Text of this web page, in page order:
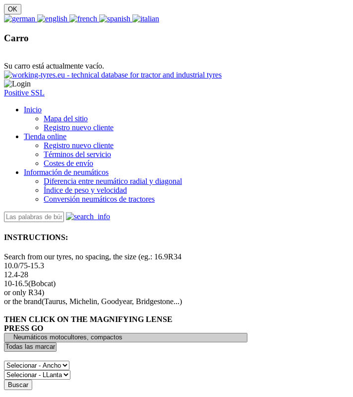
Carro
Su carro está actualmente vacío.
Positive SSL
Inicio
Mapa del sitio
Registro nuevo cliente
Tienda online
Registro nuevo cliente
Términos del servicio
Costes de envío
Información de neumáticos
Diferencia entre neumático radial y diagonal
Índice de peso y velocidad
Conversión neumáticos de tractores
INSTRUCTIONS:
Search from our tyres, no spacing, the size (eg.: 16.9R34
10.0/75-15.3
12.4-28
10-16.5(Bobcat)
or only R34)
or the brand(Taurus, Michelin, Goodyear, Bridgestone...)
THEN CLICK ON THE MAGNIFYING LENSE
PRESS GO